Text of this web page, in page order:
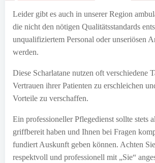
Leider gibt es auch in unserer Region
die nicht den nötigen Qualitätsstandards
unqualifiziertem Personal oder unseriösen
werden.
Diese Scharlatane nutzen oft verschiedene
Vertrauen ihrer Patienten zu erschleichen
Vorteile zu verschaffen.
Ein professioneller Pflegedienst sollte stets
griffbereit haben und Ihnen bei Fragen
fundiert Auskunft geben können. Achten
respektvoll und professionell mit „Sie“